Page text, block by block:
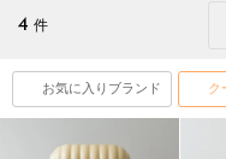
4 件
お気に入りブランド ク